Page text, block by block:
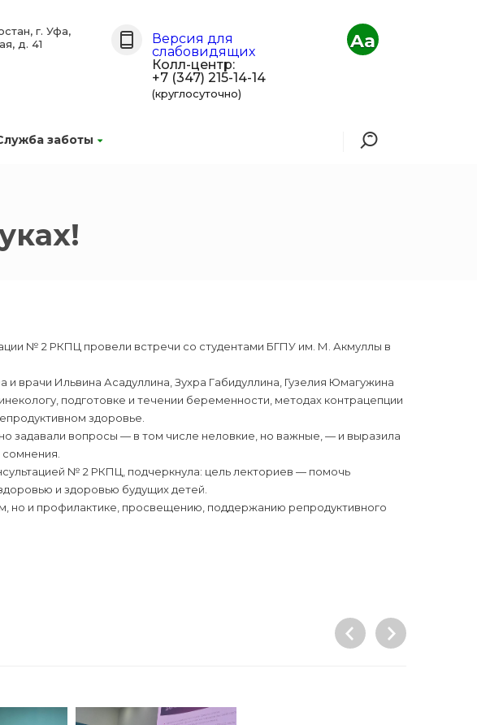
заботы
г. Уфа,
д. 41
Версия для
слабовидящих
Колл-центр:
+7 (347) 215-14-14
(круглосуточно)
Aa
№ 2 РКПЦ провели встречи со студентами БГПУ им. М. Акмуллы в
врачи Ильвина Асадуллина, Зухра Габидуллина, Гузелия Юмагужина
подготовке и течении беременности, методах контрацепции
здоровье.
задавали вопросы — в том числе неловкие, но важные, — и выразила
№ 2 РКПЦ, подчеркнула: цель лекториев — помочь
и здоровью будущих детей.
но и профилактике, просвещению, поддержанию репродуктивного